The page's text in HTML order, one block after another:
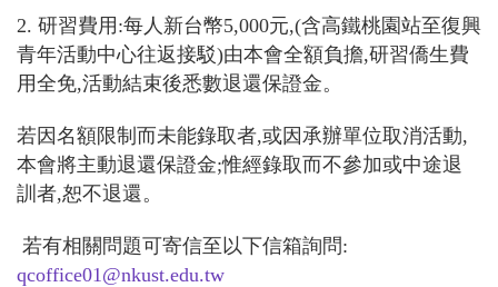
2. 研習費用 :每人新台幣5,000元,(含高鐵桃園站至復興
青年活動中心往返接駁)由本會全額負擔,研習僑生費
用全免,活動結束後悉數退還保證金。
若因名額限制而未能錄取者,或因承辦單位取消活動,
本會將主動退還保證金;惟經錄取而不參加或中途退
訓者,恕不退還。
若有相關問題可寄信至以下信箱詢問:
qcoffice01@nkust.edu.tw